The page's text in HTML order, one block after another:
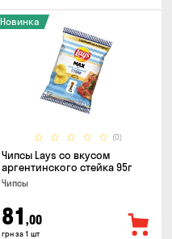
(0)
Новинка
Чипсы Lays со вкусом
аргентинского стейка 95г
Чипсы
81 ,00
грн за 1 шт